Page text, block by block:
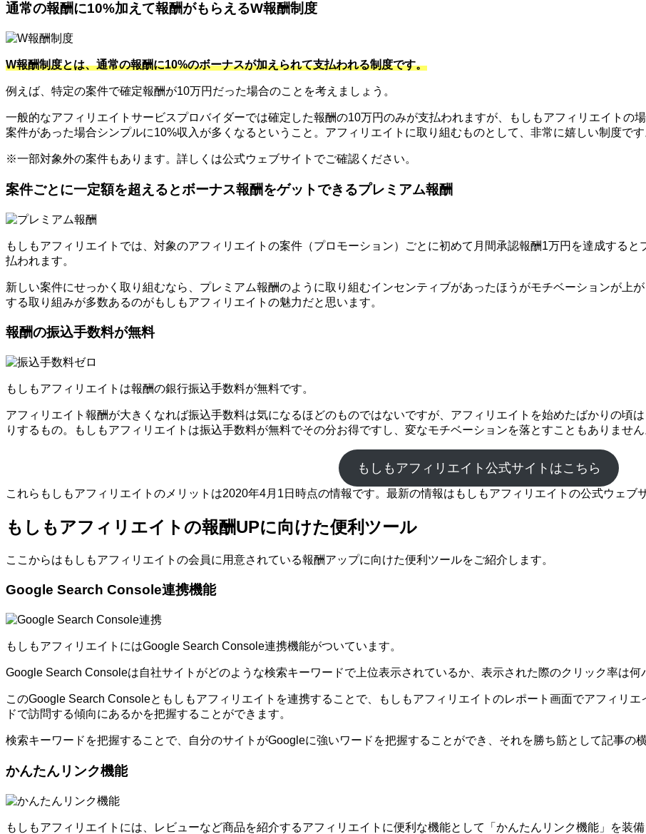
通常の報酬に10%加えて報酬がもらえるW報酬制度
W報酬制度とは、通常の報酬に10%のボーナスが加えられて支払われる制度です。
例えば、特定の案件で確定報酬が10万円だった場合のことを考えましょう。
一般的なアフィリエイトサービスプロバイダーでは確定した報酬の10万円のみが支払われますが、もしもアフィリエイトの
案件があった場合シンプルに10%収入が多くなるということ。アフィリエイトに取り組むものとして、非常に嬉しい制度です
※一部対象外の案件もあります。詳しくは公式ウェブサイトでご確認ください。
案件ごとに一定額を超えるとボーナス報酬をゲットできるプレミアム報酬
もしもアフィリエイトでは、対象のアフィリエイトの案件（プロモーション）ごとに初めて月間承認報酬1万円を達成する
払われます。
新しい案件にせっかく取り組むなら、プレミアム報酬のように取り組むインセンティブがあったほうがモチベーションが上
する取り組みが多数あるのがもしもアフィリエイトの魅力だと思います。
報酬の振込手数料が無料
もしもアフィリエイトは報酬の銀行振込手数料が無料です。
アフィリエイト報酬が大きくなれば振込手数料は気になるほどのものではないですが、アフィリエイトを始めたばかりの頃
りするもの。もしもアフィリエイトは振込手数料が無料でその分お得ですし、変なモチベーションを落とすこともありません
もしもアフィリエイト公式サイトはこちら
これらもしもアフィリエイトのメリットは2020年4月1日時点の情報です。最新の情報はもしもアフィリエイトの公式ウェブ
もしもアフィリエイトの報酬UPに向けた便利ツール
ここからはもしもアフィリエイトの会員に用意されている報酬アップに向けた便利ツールをご紹介します。
Google Search Console連携機能
もしもアフィリエイトにはGoogle Search Console連携機能がついています。
Google Search Consoleは自社サイトがどのような検索キーワードで上位表示されているか、表示された際のクリック率は何
このGoogle Search Consoleともしもアフィリエイトを連携することで、もしもアフィリエイトのレポート画面でアフィリ
ドで訪問する傾向にあるかを把握することができます。
検索キーワードを把握することで、自分のサイトがGoogleに強いワードを把握することができ、それを勝ち筋として記事の
かんたんリンク機能
もしもアフィリエイトには、レビューなど商品を紹介するアフィリエイトに便利な機能として「かんたんリンク機能」を装備